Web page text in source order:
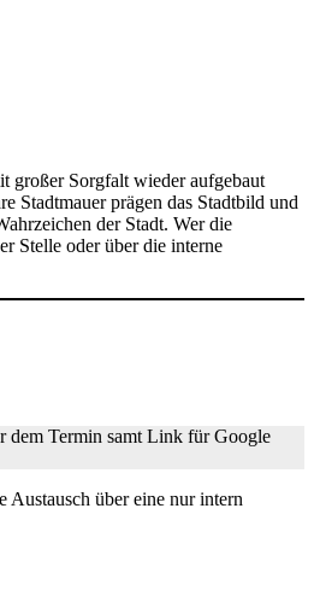
großer Sorgfalt wieder aufgebaut
Stadtmauer prägen das Stadtbild und
der Stadt. Wer die
Stelle oder über die interne
dem Termin samt Link für Google
über eine nur intern